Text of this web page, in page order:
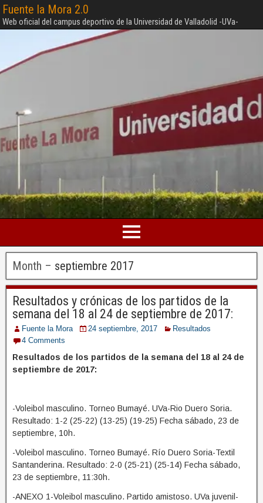
Fuente la Mora 2.0
Web oficial del campus deportivo de la Universidad de Valladolid -UVa-
Month – septiembre 2017
Resultados y crónicas de los partidos de la
semana del 18 al 24 de septiembre de 2017:
Fuente la Mora 24 septiembre, 2017
Resultados
4 Comments
Resultados de los partidos de la semana del 18 al 24 de
septiembre de 2017:
-Voleibol masculino. Torneo Bumayé. UVa-Rio Duero Soria.
Resultado: 1-2 (25-22) (13-25) (19-25) Fecha sábado, 23 de
septiembre, 10h.
-Voleibol masculino. Torneo Bumayé. Río Duero Soria-Textil
Santanderina. Resultado: 2-0 (25-21) (25-14) Fecha sábado,
23 de septiembre, 11:30h.
-ANEXO 1-Voleibol masculino. Partido amistoso. UVa juvenil-